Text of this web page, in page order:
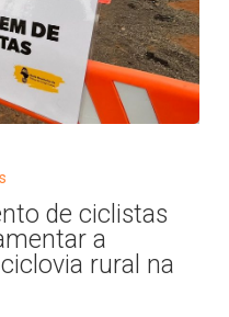
de ciclistas
a
rural na